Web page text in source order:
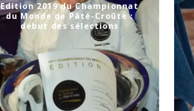
Edition 2019 du Championnat
du Monde de Pâté-Croûte :
début des sélections